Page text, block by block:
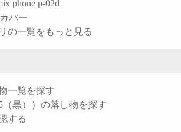
phone p-02d
バー
の一覧をもっと見る
一覧を探す
（黒））の落し物を探す
する